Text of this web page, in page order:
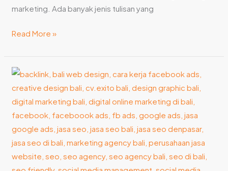
marketing. Ada banyak jenis tulisan yang
Read More »
Onpage
SEO
Audit:
Cara
Meningkatkan
Ranking
Website